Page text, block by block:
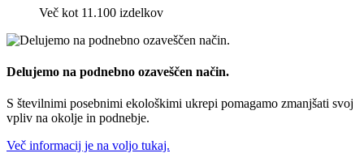
Več kot 11.100 izdelkov
Delujemo na podnebno ozaveščen način.
S številnimi posebnimi ekološkimi ukrepi pomagamo zmanjšati svoj
vpliv na okolje in podnebje.
Več informacij je na voljo tukaj.